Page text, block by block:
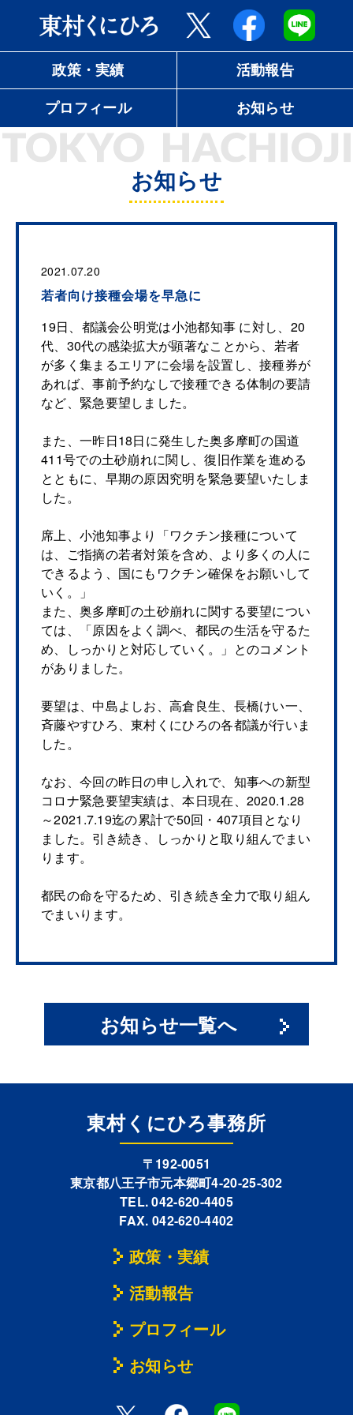
政策・実績
活動報告
プロフィール
お知らせ
お知らせ
2021.07.20
若者向け接種会場を早急に
⁡19日、都議会公明党は小池都知事 に対し、20
代、30代の感染拡大が顕著なことから、若者
が多く集まるエリアに会場を設置し、接種券が
あれば、事前予約なしで接種できる体制の要請
など、緊急要望しました。
また、一昨日18日に発生した奥多摩町の国道
411号での土砂崩れに関し、復旧作業を進める
とともに、早期の原因究明を緊急要望いたしま
した。
席上、小池知事より「ワクチン接種について
は、ご指摘の若者対策を含め、より多くの人に
できるよう、国にもワクチン確保をお願いして
いく。」
また、奥多摩町の土砂崩れに関する要望につい
ては、「原因をよく調べ、都民の生活を守るた
め、しっかりと対応していく。」とのコメント
がありました。
要望は、中島よしお、高倉良生、長橋けい一、
斉藤やすひろ、東村くにひろの各都議が行いま
した。
なお、今回の昨日の申し入れで、知事への新型
コロナ緊急要望実績は、本日現在、2020.1.28
～2021.7.19迄の累計で50回・407項目となり
ました。引き続き、しっかりと取り組んでまい
ります。
都民の命を守るため、引き続き全力で取り組ん
でまいります。
お知らせ一覧へ
東村くにひろ事務所
〒192-0051
東京都八王子市元本郷町4-20-25-302
TEL. 042-620-4405
FAX. 042-620-4402
政策・実績
活動報告
プロフィール
お知らせ